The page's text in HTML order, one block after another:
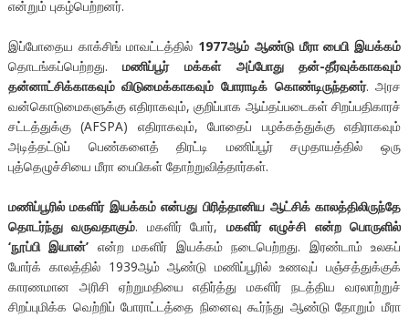
என்றும் புகழ்பெற்றனர்.
இப்போதைய காக்சிங் மாவட்டத்தில் 1977ஆம் ஆண்டு மீரா பைபி இயக்கம்
தொடங்கப்பெற்றது.மணிப்பூர் மக்கள் அப்போது தன்-தீர்வுக்காகவும்
தன்னாட்சிக்காகவும் விடுமைக்காகவும் போராடிக் கொண்டிருந்தனர். அரச
வன்கொடுமைகளுக்கு எதிராகவும், குறிப்பாக ஆய்தப்படைகள் சிறப்பதிகாரச்
சட்டத்துக்கு (AFSPA) எதிராகவும், போதைப் பழக்கத்துக்கு எதிராகவும்
அடித்தட்டுப் பெண்களைத் திரட்டி மணிப்பூர் சமுதாயத்தில் ஒரு
புத்தெழுச்சியை மீரா பைபிகள் தோற்றுவித்தார்கள்.
மணிப்பூரில் மகளிர் இயக்கம் என்பது பிரித்தானிய ஆட்சிக் காலத்திலிருந்தே
தொடர்ந்து வருவதாகும். மகளிர் போர், மகளிர் எழுச்சி என்ற பொருளில்
‘நூப்பி இயான்’ என்ற மகளிர் இயக்கம் நடைபெற்றது. இரண்டாம் உலகப்
போர்க் காலத்தில் 1939ஆம் ஆண்டு மணிப்பூரில் உணவுப் பஞ்சத்துக்குக்
காரணமான அரிசி ஏற்றுமதியை எதிர்த்து மகளிர் நடத்திய வரலாற்றுச்
சிறப்புமிக்க வெற்றிப் போராட்டத்தை நினைவு கூர்ந்து ஆண்டு தோறும் மீரா